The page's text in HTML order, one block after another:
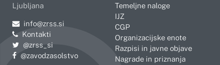
Ljubljana
Pošljite e-mail na
info@zrss.si
Kontakti
Pojdite na Twitter:
@zrss_si
Pojdite na Facebook:
@zavodzasolstvo
Temeljne naloge
IJZ
CGP
Organizacijske enote
Razpisi in javne objave
Nagrade in priznanja